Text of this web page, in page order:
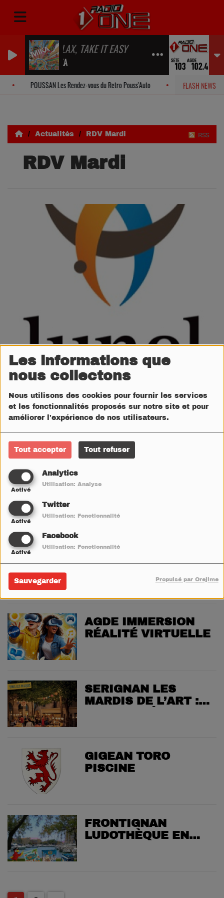
Les informations que
nous collectons
Nous utilisons des cookies pour fournir les services
et les fonctionnalités proposés sur notre site et pour
améliorer l'expérience de nos utilisateurs.
Tout accepter Tout refuser
Analytics
Activé
Utilisation: Analyse
Twitter
Activé
Utilisation: Fonctionnalité
Facebook
Activé
Utilisation: Fonctionnalité
Sauvegarder Propulsé par Orejime
RELAX, TAKE IT EASY
MIKA
FLASH NEWS
POUSSAN Les Rendez-vous du Retro Pouss'Auto SETE Offres
Actualités RDV Mardi
RDV Mardi
RSS
LUNEL SOIRÉES
TAUREAUX PISCINES
LUNEL LES MARDIS
DE LUNEL
SETE MARCHÉ
RENDEZ-VOUS
GRATUITS DU
AGDE IMMERSION
RÉALITÉ VIRTUELLE
SERIGNAN LES
MARDIS DE L’ART :
GIGEAN TORO
PISCINE
FRONTIGNAN
LUDOTHÈQUE EN